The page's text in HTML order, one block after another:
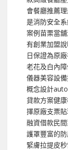
會餐廳推薦
是消防安全
案例苗栗當
有創業加盟
日保證為原
老花及白內
儀器美容設
概念設計
貸款方案健
擇原廠支票
融資借款民
護罩豐富的
緊膚拉提皮